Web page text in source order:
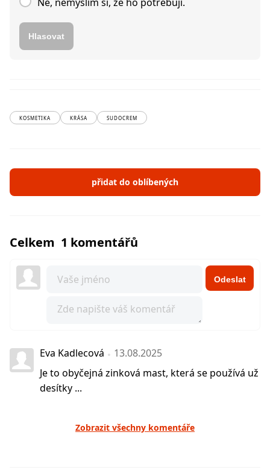
Hlasovat
KOSMETIKA KRÁSA SUDOCREM
přidat do oblíbených
Celkem 1 komentářů
Odeslat
Eva Kadlecová
13.08.2025
Je to obyčejná zinková mast, která se používá už
desítky ...
Zobrazit všechny komentáře